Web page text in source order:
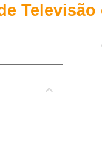
Televisão
4 º garrafa